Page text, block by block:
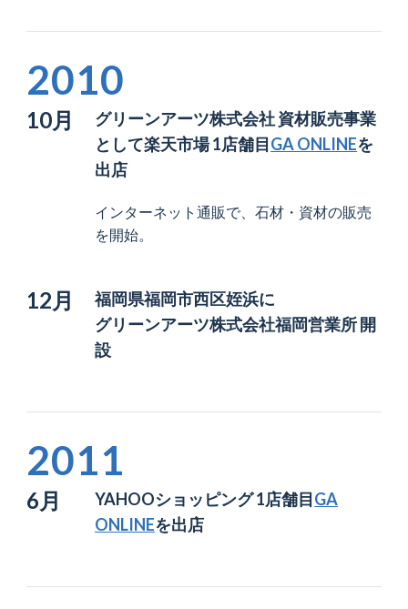
2010
10月
グリーンアーツ株式会社 資材販売事業
として楽天市場 1店舗目GA ONLINEを
出店
インターネット通販で、石材・資材の販売
を開始。
12月
福岡県福岡市西区姪浜に
グリーンアーツ株式会社福岡営業所 開
設
2011
6月 YAHOOショッピング 1店舗目GA
ONLINEを出店